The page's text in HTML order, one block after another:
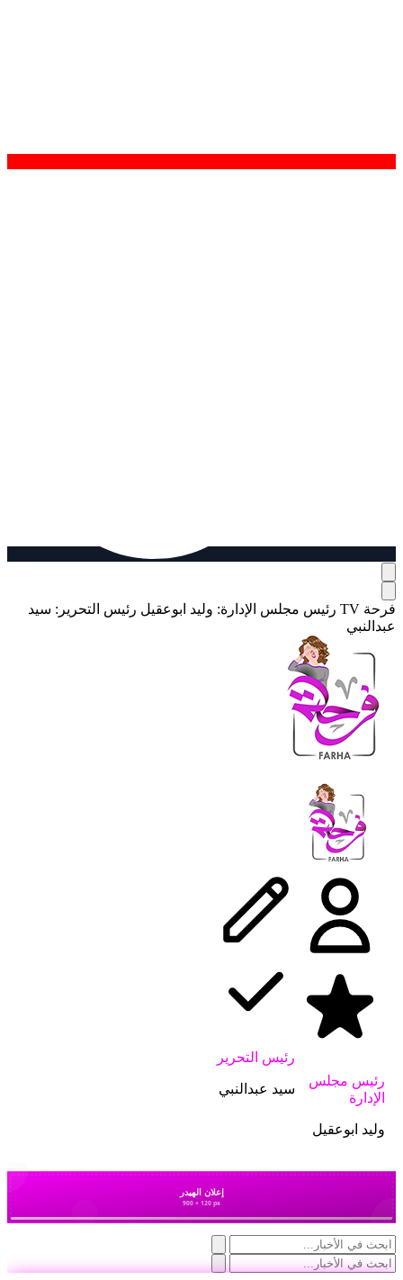
فرحة TV رئيس مجلس الإدارة: وليد ابوعقيل رئيس التحرير: سيد
عبدالنبي
رئيس مجلس
الإدارة
وليد ابوعقيل
رئيس التحرير
سيد عبدالنبي